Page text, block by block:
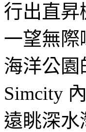
行出直昇
一望無際
海洋公園
Simcity
遠眺深水